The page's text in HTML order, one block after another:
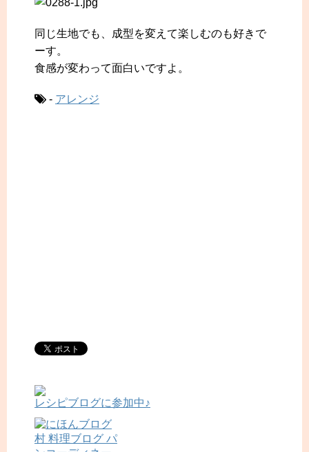
同じ生地でも、成型を変えて楽しむのも好きで
ーす。
食感が変わって面白いですよ。
- アレンジ
レシピブログに参加中♪